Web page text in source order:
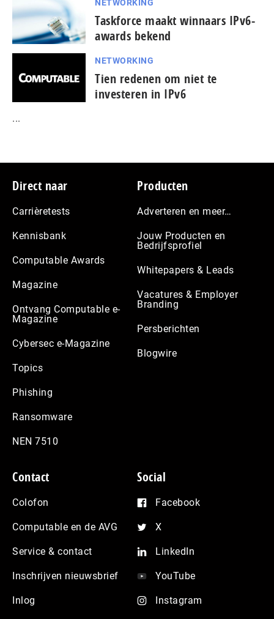
NETWORKING
Taskforce maakt winnaars IPv6-
awards bekend
NETWORKING
Tien redenen om niet te
investeren in IPv6
...
Footer
Direct naar
Carrièretests
Kennisbank
Computable Awards
Magazine
Ontvang Computable e-
Magazine
Cybersec e-Magazine
Topics
Phishing
Ransomware
NEN 7510
Producten
Adverteren en meer…
Jouw Producten en
Bedrijfsprofiel
Whitepapers & Leads
Vacatures & Employer
Branding
Persberichten
Blogwire
Contact
Colofon
Computable en de AVG
Service & contact
Inschrijven nieuwsbrief
Inlog
Social
Facebook
X
LinkedIn
YouTube
Instagram